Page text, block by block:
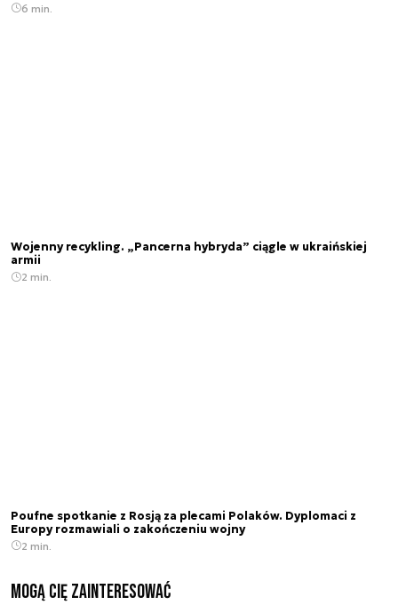
6 min.
Wojenny recykling. „Pancerna hybryda” ciągle w ukraińskiej
armii
2 min.
Poufne spotkanie z Rosją za plecami Polaków. Dyplomaci z
Europy rozmawiali o zakończeniu wojny
2 min.
Mogą Cię zainteresować